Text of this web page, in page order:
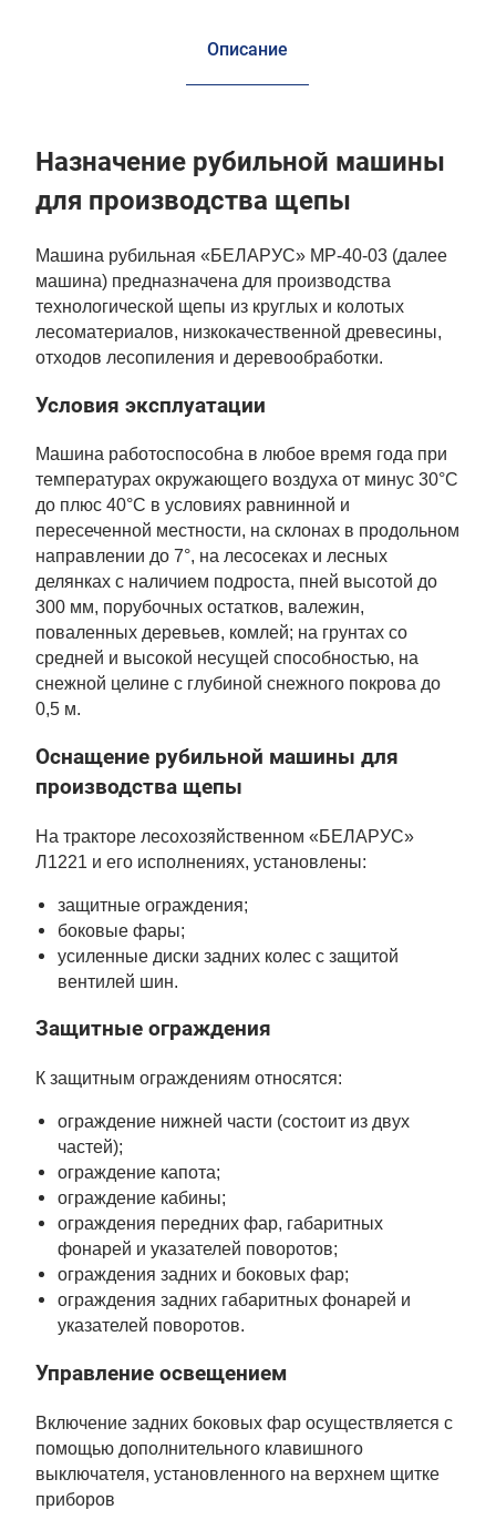
Описание
Назначение рубильной машины
для производства щепы
Машина рубильная «БЕЛАРУС» МР-40-03 (далее
машина) предназначена для производства
технологической щепы из круглых и колотых
лесоматериалов, низкокачественной древесины,
отходов лесопиления и деревообработки.
Условия эксплуатации
Машина работоспособна в любое время года при
температурах окружающего воздуха от минус 30°С
до плюс 40°С в условиях равнинной и
пересеченной местности, на склонах в продольном
направлении до 7°, на лесосеках и лесных
делянках с наличием подроста, пней высотой до
300 мм, порубочных остатков, валежин,
поваленных деревьев, комлей; на грунтах со
средней и высокой несущей способностью, на
снежной целине с глубиной снежного покрова до
0,5 м.
Оснащение рубильной машины для
производства щепы
На тракторе лесохозяйственном «БЕЛАРУС»
Л1221 и его исполнениях, установлены:
защитные ограждения;
боковые фары;
усиленные диски задних колес с защитой
вентилей шин.
Защитные ограждения
К защитным ограждениям относятся:
ограждение нижней части (состоит из двух
частей);
ограждение капота;
ограждение кабины;
ограждения передних фар, габаритных
фонарей и указателей поворотов;
ограждения задних и боковых фар;
ограждения задних габаритных фонарей и
указателей поворотов.
Управление освещением
Включение задних боковых фар осуществляется с
помощью дополнительного клавишного
выключателя, установленного на верхнем щитке
приборов